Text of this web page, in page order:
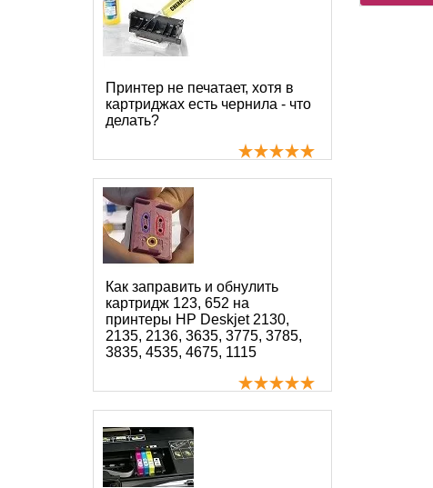
Принтер не печатает, хотя в
картриджах есть чернила - что
делать?
Как заправить и обнулить
картридж 123, 652 на
принтеры HP Deskjet 2130,
2135, 2136, 3635, 3775, 3785,
3835, 4535, 4675, 1115